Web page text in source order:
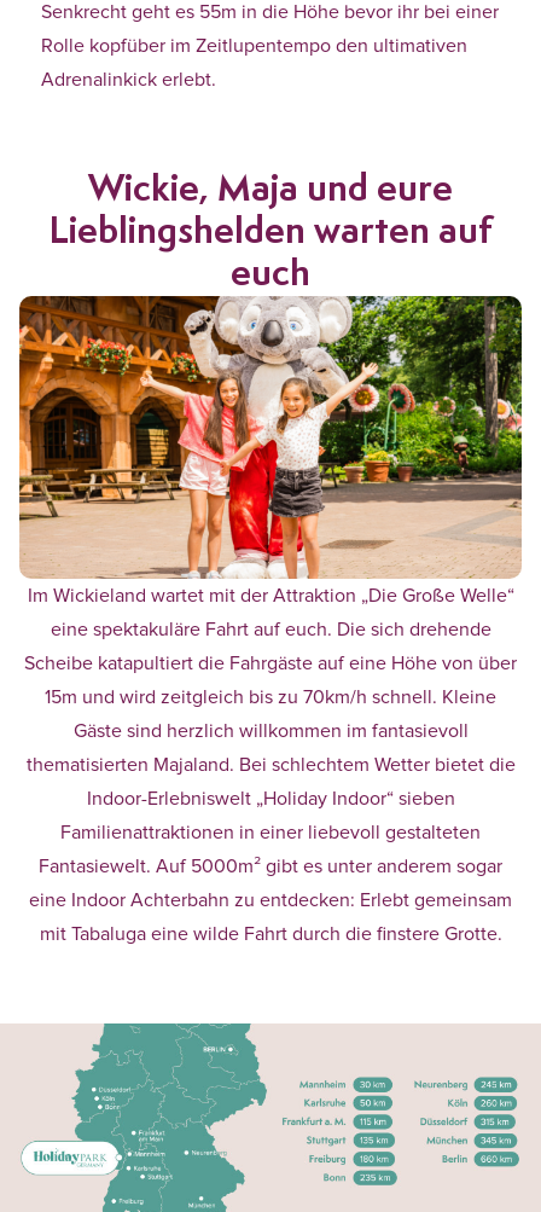
Senkrecht geht es 55m in die Höhe bevor ihr bei einer
Rolle kopfüber im Zeitlupentempo den ultimativen
Adrenalinkick erlebt.
Wickie, Maja und eure
Lieblingshelden warten auf
euch
Im Wickieland wartet mit der Attraktion „Die Große Welle“
eine spektakuläre Fahrt auf euch. Die sich drehende
Scheibe katapultiert die Fahrgäste auf eine Höhe von über
15m und wird zeitgleich bis zu 70km/h schnell. Kleine
Gäste sind herzlich willkommen im fantasievoll
thematisierten Majaland. Bei schlechtem Wetter bietet die
Indoor-Erlebniswelt „Holiday Indoor“ sieben
Familienattraktionen in einer liebevoll gestalteten
Fantasiewelt. Auf 5000m² gibt es unter anderem sogar
eine Indoor Achterbahn zu entdecken: Erlebt gemeinsam
mit Tabaluga eine wilde Fahrt durch die finstere Grotte.